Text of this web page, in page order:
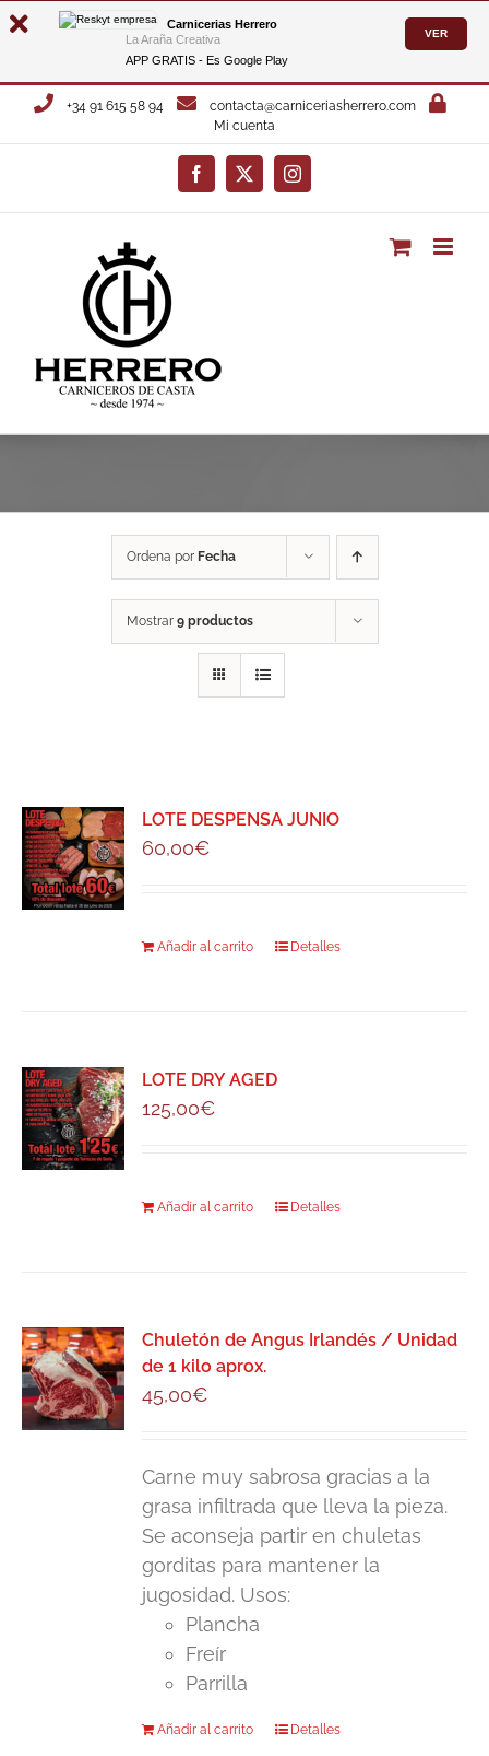
Carnicerias Herrero
La Araña Creativa
APP GRATIS - Es Google Play
VER
Saltar
+34 91 615 58 94
contacta@carniceriasherrero.com
Mi cuenta
Facebook
X Instagram
Ordena por Fecha
Mostrar 9 productos
LOTE DESPENSA JUNIO
60,00€
Añadir al carrito Detalles
LOTE DRY AGED
125,00€
Añadir al carrito Detalles
Chuletón de Angus Irlandés / Unidad
de 1 kilo aprox.
45,00€
Carne muy sabrosa gracias a la
grasa infiltrada que lleva la pieza.
Se aconseja partir en chuletas
gorditas para mantener la
jugosidad. Usos:
Plancha
Freír
Parrilla
Añadir al carrito Detalles